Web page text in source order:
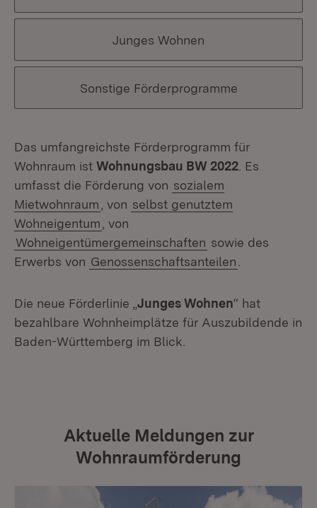
Junges Wohnen
Sonstige Förderprogramme
Das umfangreichste Förderprogramm für
Wohnraum ist Wohnungsbau BW 2022. Es
umfasst die Förderung von sozialem
Mietwohnraum, von selbst genutztem
Wohneigentum, von
Wohneigentümergemeinschaften sowie des
Erwerbs von Genossenschaftsanteilen.
Die neue Förderlinie „Junges Wohnen“ hat
bezahlbare Wohnheimplätze für Auszubildende in
Baden-Württemberg im Blick.
Aktuelle Meldungen zur
Wohnraumförderung